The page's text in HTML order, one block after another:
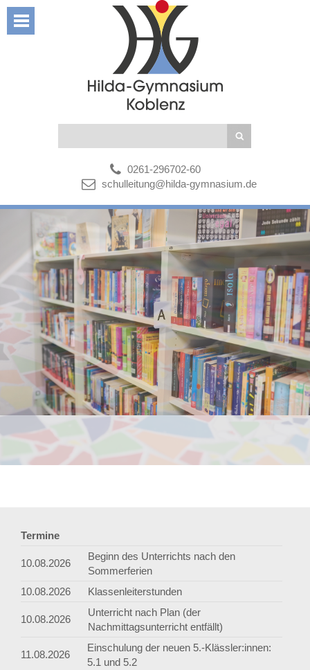
0261-296702-60
schulleitung@hilda-gymnasium.de
Termine
10.08.2026
Beginn des Unterrichts nach den
Sommerferien
10.08.2026
Klassenleiterstunden
10.08.2026
Unterricht nach Plan (der
Nachmittagsunterricht entfällt)
11.08.2026
Einschulung der neuen 5.-Klässler:innen:
5.1 und 5.2